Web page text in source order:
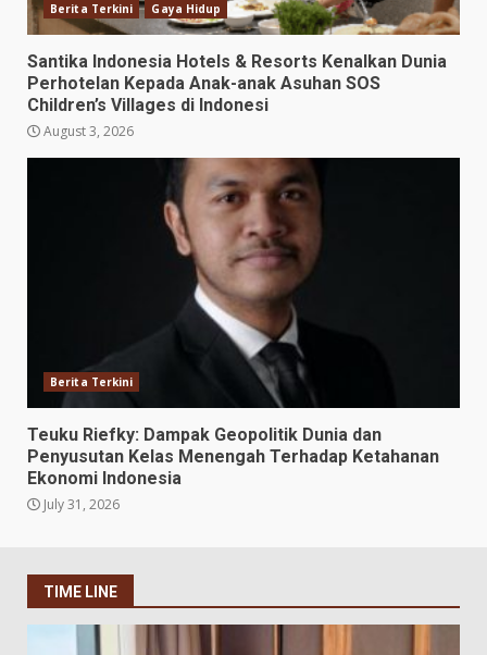
Berita Terkini Gaya Hidup
Santika Indonesia Hotels & Resorts Kenalkan Dunia
Perhotelan Kepada Anak-anak Asuhan SOS
Children’s Villages di Indonesi
August 3, 2026
Berita Terkini
Teuku Riefky: Dampak Geopolitik Dunia dan
Penyusutan Kelas Menengah Terhadap Ketahanan
Ekonomi Indonesia
July 31, 2026
TIME LINE